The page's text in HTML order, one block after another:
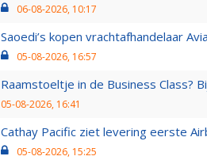
06-08-2026, 10:17
Saoedi’s kopen vrachtafhandelaar
05-08-2026, 16:57
Raamstoeltje in de Business Class?
05-08-2026, 16:41
Cathay Pacific ziet levering eerste
05-08-2026, 15:25